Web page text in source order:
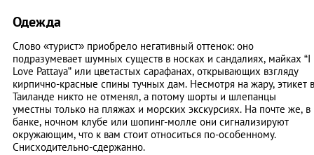
Одежда
Слово «турист» приобрело негативный оттенок: оно
подразумевает шумных существ в носках и сандалиях, майках “I
Love Pattaya” или цветастых сарафанах, открывающих взгляду
кирпично-красные спины тучных дам. Несмотря на жару, этикет в
Таиланде никто не отменял, а потому шорты и шлепанцы
уместны только на пляжах и морских экскурсиях. На почте же, в
банке, ночном клубе или шопинг-молле они сигнализируют
окружающим, что к вам стоит относиться по-особенному.
Снисходительно-сдержанно.